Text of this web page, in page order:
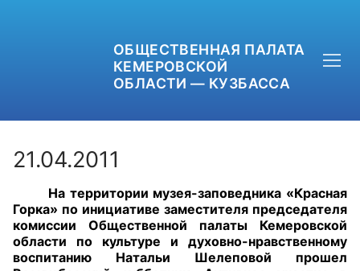
ОБЩЕСТВЕННАЯ ПАЛАТА
КЕМЕРОВСКОЙ
ОБЛАСТИ — КУЗБАССА
+7 (3842) 58-82-40
OPKO42@BK.RU
21.04.2011
На территории музея-заповедника «Красная
Горка» по инициативе заместителя председателя
комиссии Общественной палаты Кемеровской
области по культуре и духовно-нравственному
воспитанию Натальи Шелеповой прошел